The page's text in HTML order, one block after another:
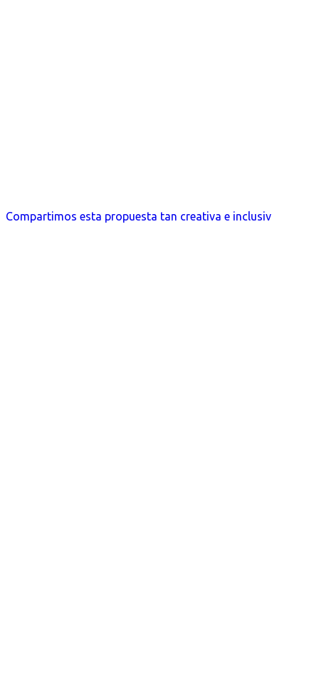
Compartimos esta propuesta tan creativa e inclusiv